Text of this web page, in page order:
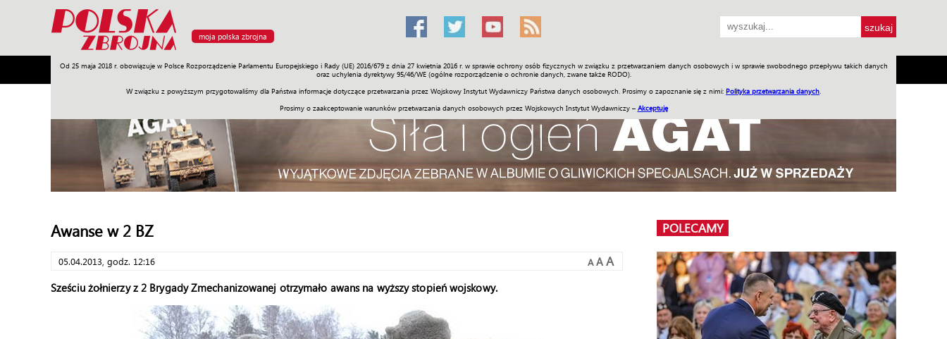
moja polska zbrojna
Od 25 maja 2018 r. obowiązuje w Polsce Rozporządzenie Parlamentu Europejskiego i Rady (UE) 2016/679 z dnia 27 kwietnia 2016 r. w sprawie ochrony osób fizycznych w związku z przetwarzaniem danych osobowych i w sprawie swobodnego przepływu takich danych
oraz uchylenia dyrektywy 95/46/WE (ogólne rozporządzenie o ochronie danych, zwane także RODO).
W związku z powyższym przygotowaliśmy dla Państwa informacje dotyczące przetwarzania przez Wojskowy Instytut Wydawniczy Państwa danych osobowych. Prosimy o zapoznanie się z nimi: Polityka przetwarzania danych
Prosimy o zaakceptowanie warunków przetwarzania danych osobowych przez Wojskowych Instytut Wydawniczy – Akceptuję
Armia Poligon Sprzęt Misje Polityka Prawo Świat Społeczność Sport Historia Galerie Wideo ENGLISH SKLEP Jednodniówki Praca w WIW
Awanse w 2 BZ
05.04.2013, godz. 12:16 A A A
Sześciu żołnierzy z 2 Brygady Zmechanizowanej otrzymało awans na wyższy stopień wojskowy.
POLECAMY